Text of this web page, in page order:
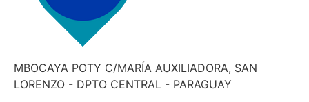
MBOCAYA POTY C/MARÍA AUXILIADORA, SAN
LORENZO - DPTO CENTRAL - PARAGUAY